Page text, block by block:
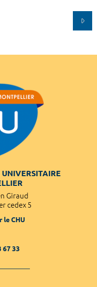
Giraud
cedex 5
le CHU
67 33